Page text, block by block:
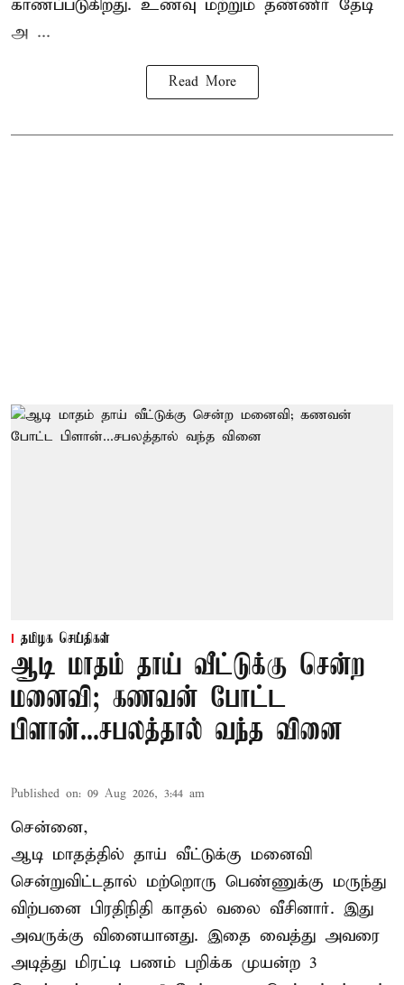
காணப்படுகிறது. உணவு மற்றும் தண்ணீர் தேடி
அ ...
Read More
தமிழக செய்திகள்
ஆடி மாதம் தாய் வீட்டுக்கு சென்ற
மனைவி; கணவன் போட்ட
பிளான்...சபலத்தால் வந்த வினை
Published on: 09 Aug 2026, 3:44 am
சென்னை,
ஆடி மாதத்தில் தாய் வீட்டுக்கு மனைவி
சென்றுவிட்டதால் மற்றொரு பெண்ணுக்கு மருந்து
விற்பனை பிரதிநிதி காதல் வலை வீசினார். இது
அவருக்கு வினையானது. இதை வைத்து அவரை
அடித்து மிரட்டி பணம் பறிக்க முயன்ற 3